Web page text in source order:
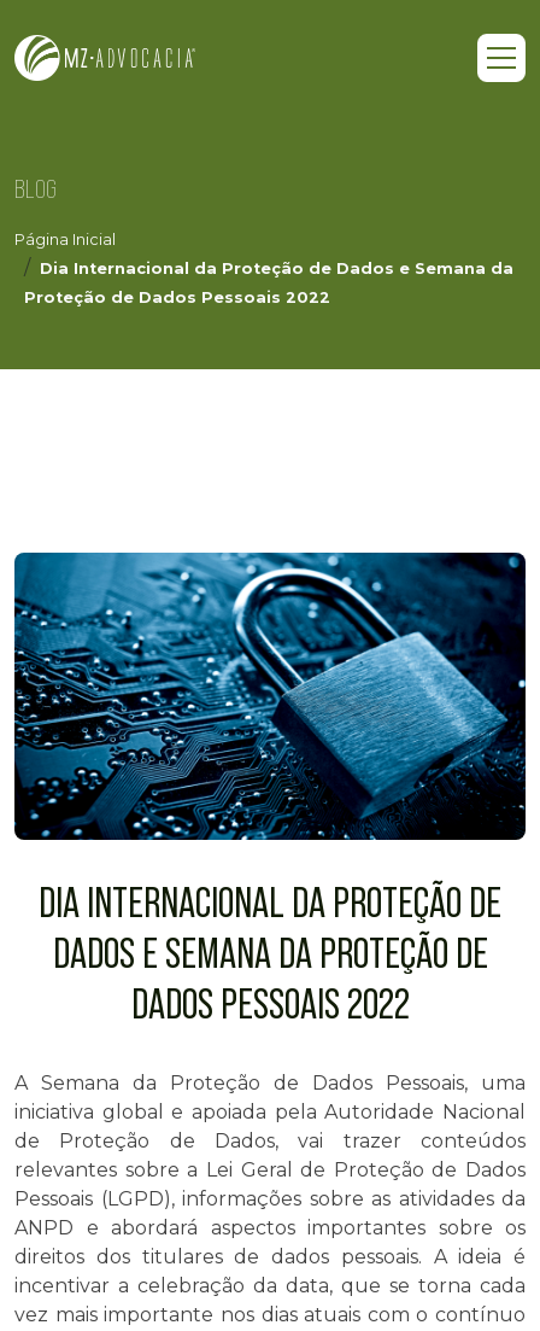
BLOG
Página Inicial
Dia Internacional da Proteção de Dados e Semana da
Proteção de Dados Pessoais 2022
DIA INTERNACIONAL DA PROTEÇÃO DE
DADOS E SEMANA DA PROTEÇÃO DE
DADOS PESSOAIS 2022
A Semana da Proteção de Dados Pessoais, uma
iniciativa global e apoiada pela Autoridade Nacional
de Proteção de Dados, vai trazer conteúdos
relevantes sobre a Lei Geral de Proteção de Dados
Pessoais (LGPD), informações sobre as atividades da
ANPD e abordará aspectos importantes sobre os
direitos dos titulares de dados pessoais. A ideia é
incentivar a celebração da data, que se torna cada
vez mais importante nos dias atuais com o contínuo